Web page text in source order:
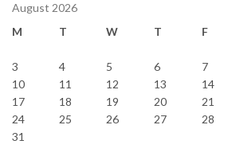
August 2026
M
T W T F
3
4 5 6 7
10
11 12 13 14
17
18 19 20 21
24
25 26 27 28
31